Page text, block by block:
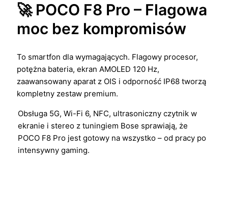
🚀 POCO F8 Pro – Flagowa
moc bez kompromisów
To smartfon dla wymagających. Flagowy procesor,
potężna bateria, ekran AMOLED 120 Hz,
zaawansowany aparat z OIS i odporność IP68 tworzą
kompletny zestaw premium.
Obsługa 5G, Wi-Fi 6, NFC, ultrasoniczny czytnik w
ekranie i stereo z tuningiem Bose sprawiają, że
POCO F8 Pro jest gotowy na wszystko – od pracy po
intensywny gaming.